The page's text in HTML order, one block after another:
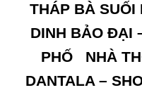
THÁP BÀ SUỐI
DINH BẢO ĐẠI
PHỐ
NHÀ
DANTALA –